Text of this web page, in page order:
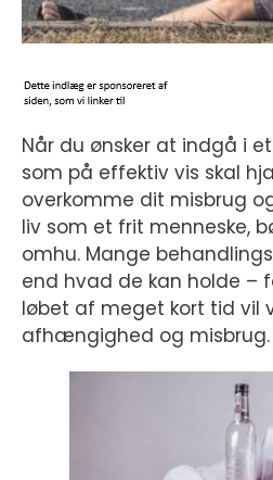
Når du ønsker at indgå i
som på effektiv vis skal
overkomme dit misbrug
liv som et frit menneske,
omhu. Mange
end hvad de kan holde –
løbet af meget kort tid vil
afhængighed og misbrug.